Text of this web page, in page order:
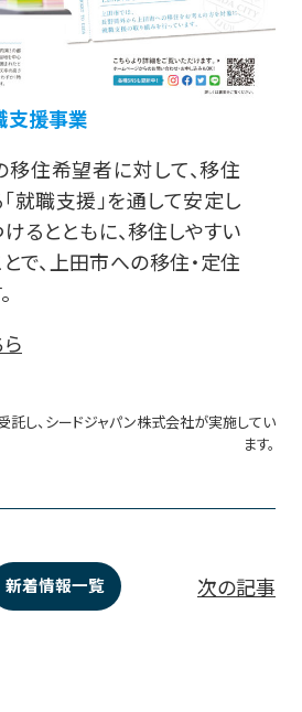
支援事業
住希望者に対して、移住
就職支援」を通して安定し
るとともに、移住しやすい
で、上田市への移住・定住
し、シードジャパン株式会社が実施してい
ます。
新着情報一覧 次の記事